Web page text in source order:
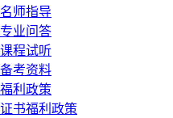
名师指导
专业问答
课程试听
备考资料
福利政策
证书福利政策